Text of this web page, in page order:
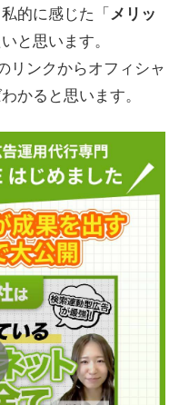
的に感じた「メリッ
と思います。
リンクからオフィシャ
かると思います。